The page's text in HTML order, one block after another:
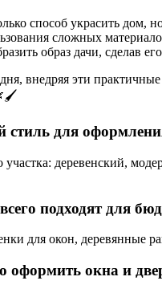
способ украсить
сложных
образ дачи, сделав
внедряя эти
для
деревенский,
подходят для
для окон, деревянные
оформить окна и